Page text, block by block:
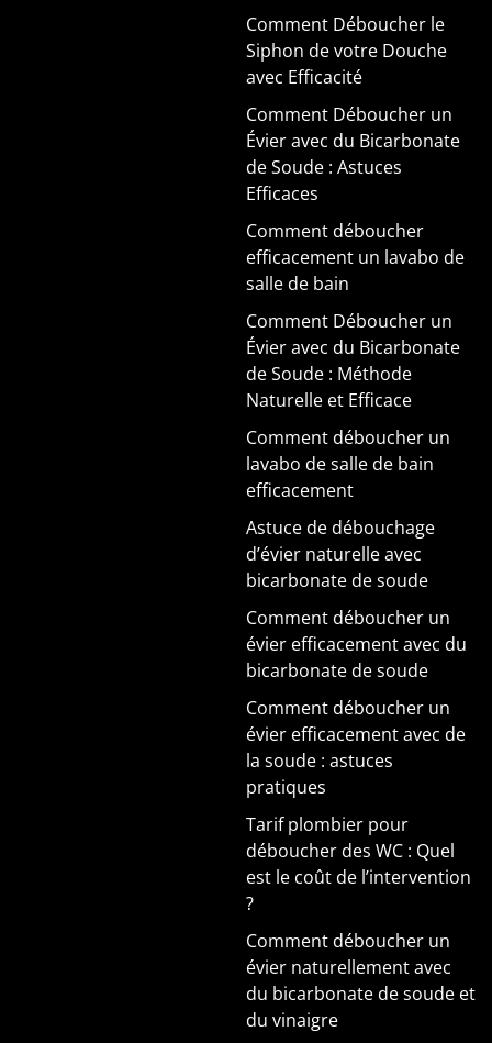
Comment Déboucher le
Siphon de votre Douche
avec Efficacité
Comment Déboucher un
Évier avec du Bicarbonate
de Soude : Astuces
Efficaces
Comment déboucher
efficacement un lavabo de
salle de bain
Comment Déboucher un
Évier avec du Bicarbonate
de Soude : Méthode
Naturelle et Efficace
Comment déboucher un
lavabo de salle de bain
efficacement
Astuce de débouchage
d’évier naturelle avec
bicarbonate de soude
Comment déboucher un
évier efficacement avec du
bicarbonate de soude
Comment déboucher un
évier efficacement avec de
la soude : astuces
pratiques
Tarif plombier pour
déboucher des WC : Quel
est le coût de l’intervention
?
Comment déboucher un
évier naturellement avec
du bicarbonate de soude et
du vinaigre